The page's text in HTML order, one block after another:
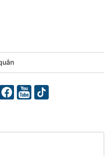
Bình luận